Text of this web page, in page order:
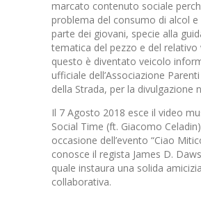
marcato contenuto sociale
problema del consumo di alcol e
parte dei giovani, specie alla
tematica del pezzo e del relativo
questo è diventato veicolo
ufficiale dell’Associazione
della Strada, per la divulgazione
Il 7 Agosto 2018 esce il video
Social Time (ft. Giacomo
occasione dell’evento “Ciao
conosce il regista James D.
quale instaura una solida amicizia
collaborativa.